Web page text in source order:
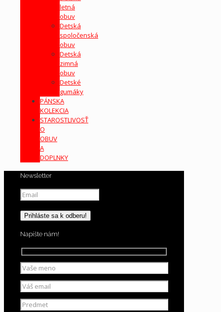
letná
obuv
Detská
spoločenská
obuv
Detská
zimná
obuv
Detské
gumáky
PÁNSKA
KOLEKCIA
STAROSTLIVOSŤ
O
OBUV
A
DOPLNKY
Newsletter
Napíšte nám!